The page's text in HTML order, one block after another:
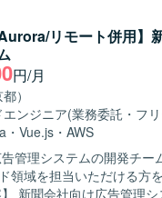
開発案件を推進していた
開発、テスト、リリース
進行管理を行います。 ・
期待値調整、折衝、合意形
ます。 ・開発ロードマッ
スケジュール調整を行い
ドキュメント作成、管理
開発プロジェクトの進行
・プロジェクトの立ち上げ
スク管理を行います。 【求める人
開発領域でPMを経験さ
リモート併用】
円/月
）
ンジニア(業務委託・フ
・ Vue.js ・ AWS
告管理システムの開発チー
領域を担当いただける方